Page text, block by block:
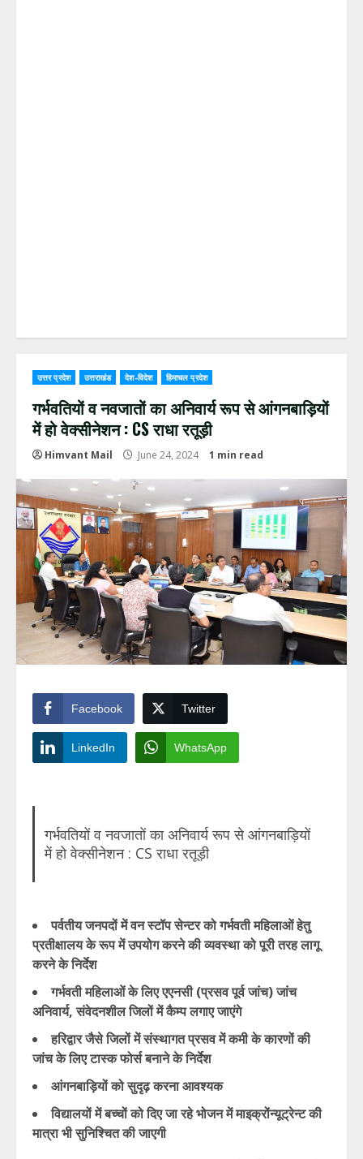
उत्तर प्रदेश उत्तराखंड देश-विदेश हिमाचल प्रदेश
गर्भवतियों व नवजातों का अनिवार्य रूप से आंगनबाड़ियों
में हो वेक्सीनेशन : CS राधा रतूड़ी
Himvant Mail June 24, 2024 1 min read
Facebook Twitter
LinkedIn WhatsApp
गर्भवतियों व नवजातों का अनिवार्य रूप से आंगनबाड़ियों
में हो वेक्सीनेशन : CS राधा रतूड़ी
पर्वतीय जनपदों में वन स्टॉप सेन्टर को गर्भवती महिलाओं हेतु
प्रतीक्षालय के रूप में उपयोग करने की व्यवस्था को पूरी तरह लागू
करने के निर्देश
गर्भवती महिलाओं के लिए एएनसी (प्रसव पूर्व जांच) जांच
अनिवार्य, संवेदनशील जिलों में कैम्प लगाए जाएंगे
हरिद्वार जैसे जिलों में संस्थागत प्रसव में कमी के कारणों की
जांच के लिए टास्क फोर्स बनाने के निर्देश
आंगनबाड़ियों को सुदृढ़ करना आवश्यक
विद्यालयों में बच्चों को दिए जा रहे भोजन में माइक्रोंन्यूट्रेन्ट की
मात्रा भी सुनिश्चित की जाएगी